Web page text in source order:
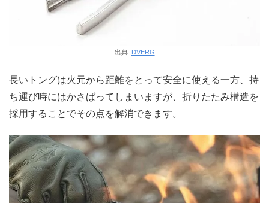
出典: DVERG
長いトングは火元から距離をとって安全に使える一方、持
ち運び時にはかさばってしまいますが、折りたたみ構造を
採用することでその点を解消できます。